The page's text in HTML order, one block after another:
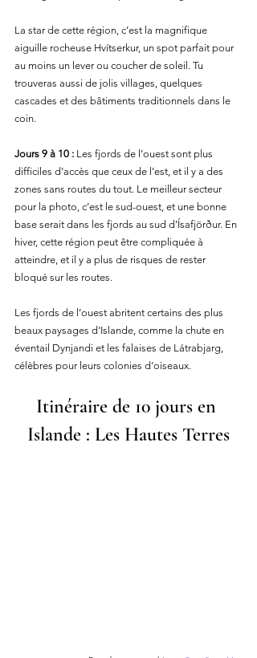
La star de cette région, c’est la magnifique
aiguille rocheuse Hvítserkur, un spot parfait pour
au moins un lever ou coucher de soleil. Tu
trouveras aussi de jolis villages, quelques
cascades et des bâtiments traditionnels dans le
coin.
Jours 9 à 10 : Les fjords de l’ouest sont plus
difficiles d’accès que ceux de l’est, et il y a des
zones sans routes du tout. Le meilleur secteur
pour la photo, c’est le sud-ouest, et une bonne
base serait dans les fjords au sud d’Ísafjörður. En
hiver, cette région peut être compliquée à
atteindre, et il y a plus de risques de rester
bloqué sur les routes.
Les fjords de l’ouest abritent certains des plus
beaux paysages d’Islande, comme la chute en
éventail Dynjandi et les falaises de Látrabjarg,
célèbres pour leurs colonies d’oiseaux.
Itinéraire de 10 jours en
Islande : Les Hautes Terres